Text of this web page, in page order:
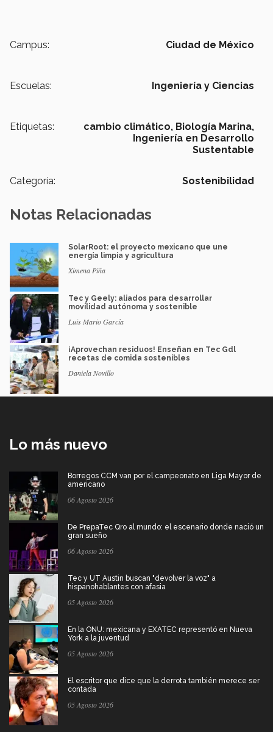
Campus: Ciudad de México
Escuelas: Ingeniería y Ciencias
Etiquetas: cambio climático, Biología Marina,
Ingeniería en Desarrollo
Sustentable
Categoría: Sostenibilidad
Notas Relacionadas
SolarRoot: el proyecto mexicano que une
energía limpia y agricultura
Ximena Piña
Tec y Geely: aliados para desarrollar
movilidad autónoma y sostenible
Luis Mario García
¡Aprovechan residuos! Enseñan en Tec Gdl
recetas de comida sostenibles
Daniela Novillo
Lo más nuevo
Borregos CCM van por el campeonato en Liga Mayor de
americano
06 Agosto 2026
De PrepaTec Qro al mundo: el escenario donde nació un
gran sueño
06 Agosto 2026
Tec y UT Austin buscan "devolver la voz" a
hispanohablantes con afasia
05 Agosto 2026
En la ONU: mexicana y EXATEC representó en Nueva
York a la juventud
05 Agosto 2026
El escritor que dice que la derrota también merece ser
contada
05 Agosto 2026